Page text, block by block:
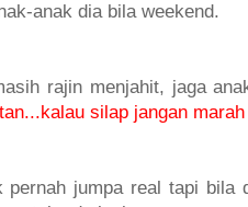
anak dia bila weekend.
rajin menjahit, jaga
silap jangan
pernah jumpa real tapi